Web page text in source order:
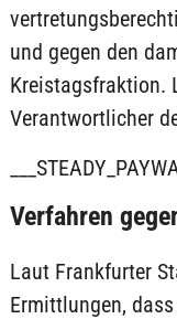
und gegen den
Kreistagsfraktion.
Verantwortlicher
Verfahren
Laut Frankfurter
Ermittlungen,